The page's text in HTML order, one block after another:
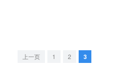
上一页 1 2 3